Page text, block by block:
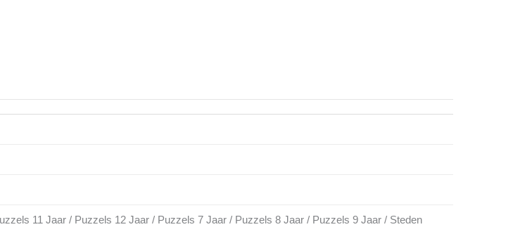
11 Jaar / Puzzels 12 Jaar / Puzzels 7 Jaar / Puzzels 8 Jaar / Puzzels 9 Jaar / Steden